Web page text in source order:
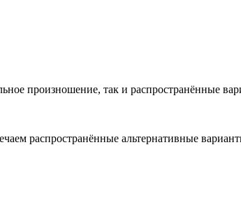
произношение, так и распространённые
распространённые альтернативные